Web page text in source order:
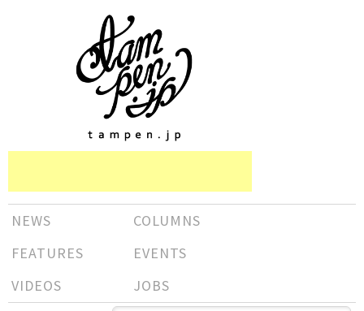
NEWS
COLUMNS
FEATURES
EVENTS
VIDEOS
JOBS